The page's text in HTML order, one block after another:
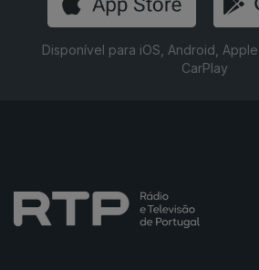
Disponível para iOS, Android,
CarPlay